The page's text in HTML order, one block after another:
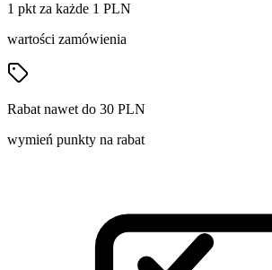
1 pkt za każde 1 PLN
wartości zamówienia
Rabat nawet do 30 PLN
wymień punkty na rabat